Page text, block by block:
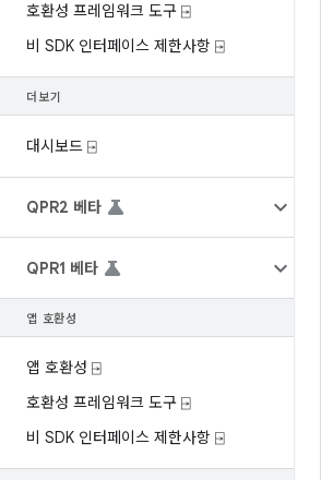
호환성 프레임워크 도구 ⍈
비 SDK 인터페이스 제한사항 ⍈
더보기
대시보드 ⍈
QPR2 베타
QPR1 베타
앱 호환성
앱 호환성 ⍈
호환성 프레임워크 도구 ⍈
비 SDK 인터페이스 제한사항 ⍈